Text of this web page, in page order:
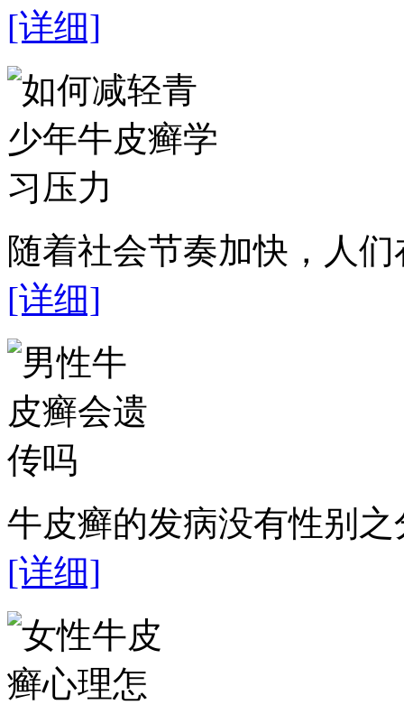
[详细]
随着社会节奏加快，人
[详细]
牛皮癣的发病没有性别
[详细]